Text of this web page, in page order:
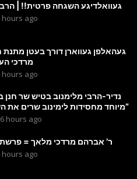
געוואלדיגע השגחה פרטית!! | הרב
hours ago
געהאלפן געווארן דורך בעטן
מרדכי
hours ago
נדיר-הרבי מלימנוב בטיש שר חנן
מיוחד מחסידות לימינוב שרים את השיר “השיבנו”
6 hours ago
ר’ אברהם מרדכי מלאך =
hours ago